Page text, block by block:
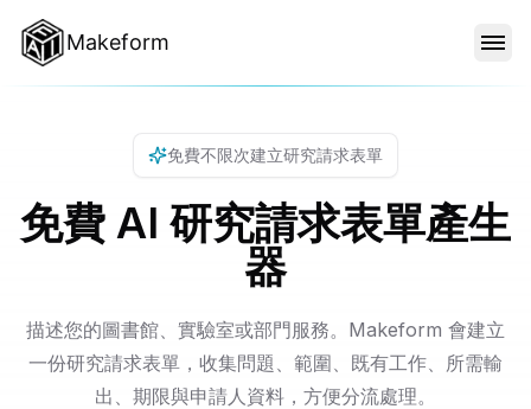
Makeform
功能特色
價格
免費不限次建立研究請求表單
免費 AI 研究請求表單產生
器
描述您的圖書館、實驗室或部門服務。Makeform 會建立
一份研究請求表單，收集問題、範圍、既有工作、所需輸
出、期限與申請人資料，方便分流處理。